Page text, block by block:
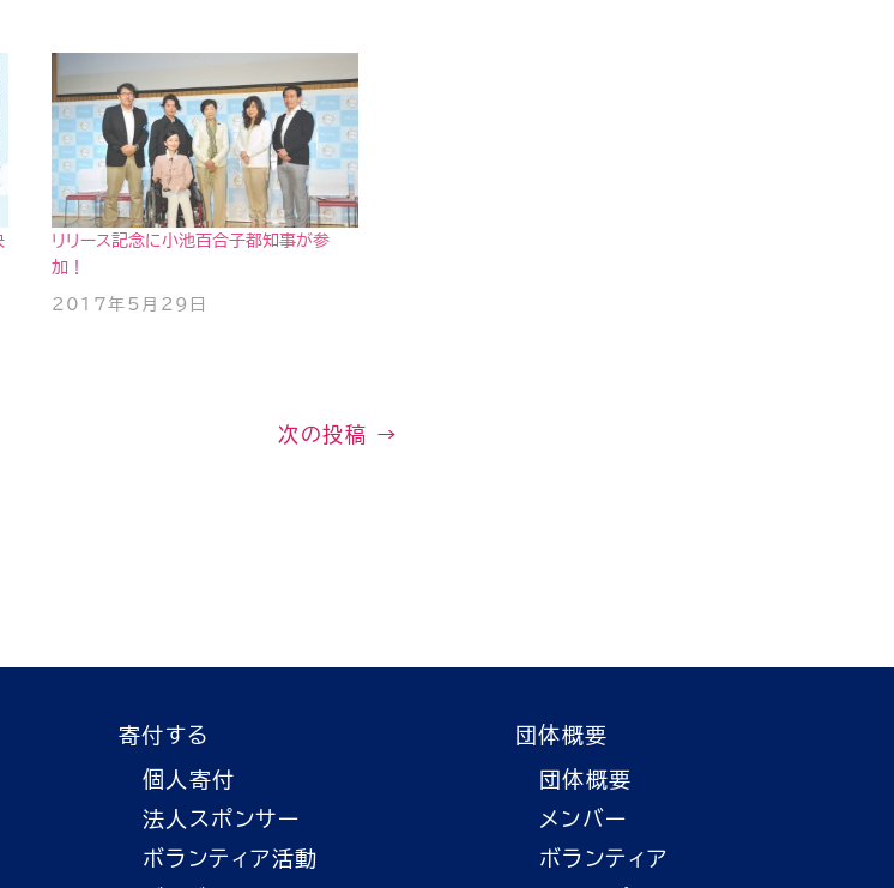
リリース記念に小池百合子都知事が参
加！
2017年5月29日
次の投稿 →
寄付する
個人寄付
法人スポンサー
ボランティア活動
団体概要
団体概要
メンバー
ボランティア